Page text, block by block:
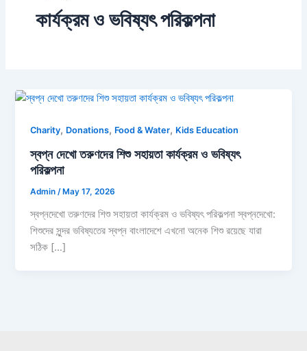
কার্যক্রম ও ভবিষ্যৎ পরিকল্পনা
Charity, Donations, Food & Water, Kids Education
স্বপ্ন দেখো তরুণদের শিশু সহায়তা কার্যক্রম ও ভবিষ্যৎ
পরিকল্পনা
Admin/ May 17, 2026
স্বপ্নদেখো তরুণদের শিশু সহায়তা কার্যক্রম ও ভবিষ্যৎ পরিকল্পনা স্বপ্নদেখো:
শিশুদের সুন্দর ভবিষ্যতের স্বপ্ন বাংলাদেশে এখনো অনেক শিশু রয়েছে যারা
সঠিক […]